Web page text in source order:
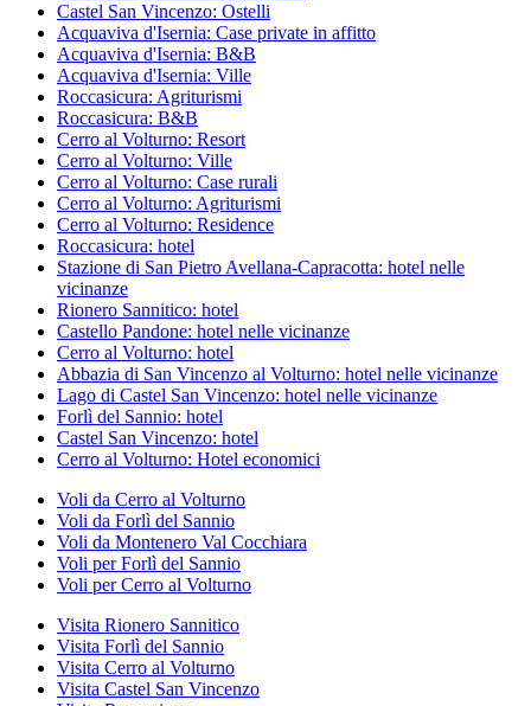
Castel San Vincenzo: Ostelli
Acquaviva d'Isernia: Case private in affitto
Acquaviva d'Isernia: B&B
Acquaviva d'Isernia: Ville
Roccasicura: Agriturismi
Roccasicura: B&B
Cerro al Volturno: Resort
Cerro al Volturno: Ville
Cerro al Volturno: Case rurali
Cerro al Volturno: Agriturismi
Cerro al Volturno: Residence
Roccasicura: hotel
Stazione di San Pietro Avellana-Capracotta: hotel nelle
vicinanze
Rionero Sannitico: hotel
Castello Pandone: hotel nelle vicinanze
Cerro al Volturno: hotel
Abbazia di San Vincenzo al Volturno: hotel nelle vicinanze
Lago di Castel San Vincenzo: hotel nelle vicinanze
Forlì del Sannio: hotel
Castel San Vincenzo: hotel
Cerro al Volturno: Hotel economici
Voli da Cerro al Volturno
Voli da Forlì del Sannio
Voli da Montenero Val Cocchiara
Voli per Forlì del Sannio
Voli per Cerro al Volturno
Visita Rionero Sannitico
Visita Forlì del Sannio
Visita Cerro al Volturno
Visita Castel San Vincenzo